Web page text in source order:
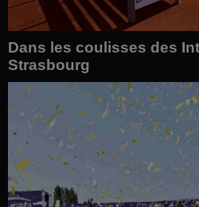
Dans les coulisses des
Strasbourg